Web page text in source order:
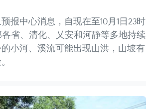
报中心消息，自现在至10月1日23时
省、清化、乂安和河静等多地持续
小河、溪流可能出现山洪，山坡有